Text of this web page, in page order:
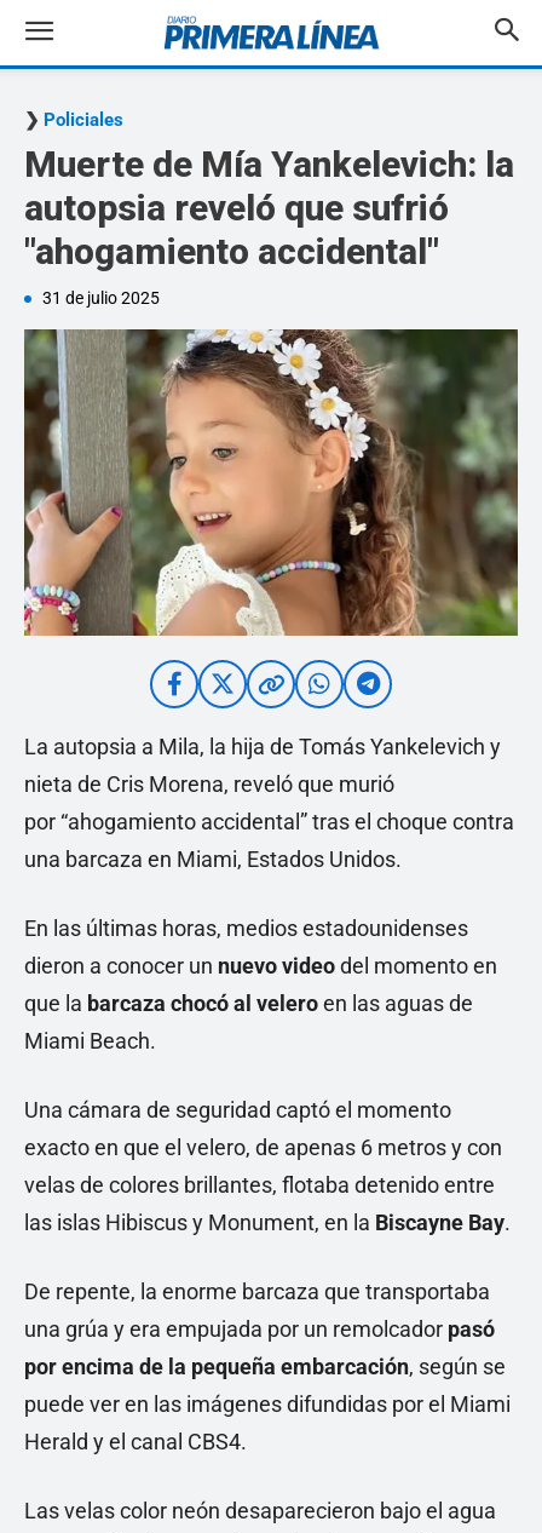
Policiales
Muerte de Mía Yankelevich: la
autopsia reveló que sufrió
"ahogamiento accidental"
31 de julio 2025
La autopsia a Mila, la hija de Tomás Yankelevich y
nieta de Cris Morena, reveló que murió
por “ahogamiento accidental” tras el choque contra
una barcaza en Miami, Estados Unidos.
En las últimas horas, medios estadounidenses
dieron a conocer un nuevo videodel momento en
que la barcaza chocó al veleroen las aguas de
Miami Beach.
Una cámara de seguridad captó el momento
exacto en que el velero, de apenas 6 metros y con
velas de colores brillantes, flotaba detenido entre
las islas Hibiscus y Monument, en la Biscayne Bay.
De repente, la enorme barcaza que transportaba
una grúa y era empujada por un remolcador pasó
por encima de la pequeña embarcación, según se
puede ver en las imágenes difundidas por el Miami
Herald y el canal CBS4.
Las velas color neón desaparecieron bajo el agua